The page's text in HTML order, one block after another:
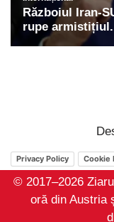
Privacy Policy Cookie
© 2017–2026
oră din Austria